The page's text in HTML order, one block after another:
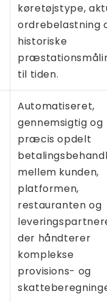
køretøjstype,
ordrebelastning
historiske
til tiden.
Automatiseret,
gennemsigtig og
præcis opdelt
mellem kunden,
platformen,
restauranten og
der håndterer
komplekse
provisions- og